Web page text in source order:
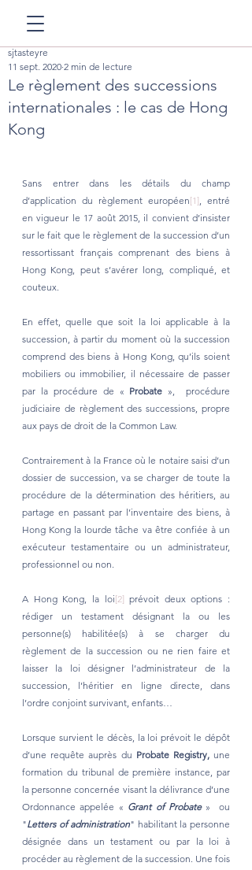
Le règlement des successions
internationales : le cas de Hong
Kong
sjtasteyre
11 sept. 2020 2 min de lecture
Sans entrer dans les détails du champ
d’application du règlement européen[1], entré
en vigueur le 17 août 2015, il convient d’insister
sur le fait que le règlement de la succession d’un
ressortissant français comprenant des biens à
Hong Kong, peut s’avérer long, compliqué, et
couteux.
En effet, quelle que soit la loi applicable à la
succession, à partir du moment où la succession
comprend des biens à Hong Kong, qu’ils soient
mobiliers ou immobilier, il nécessaire de passer
par la procédure de « Probate »,  procédure
judiciaire de règlement des successions, propre
aux pays de droit de la Common Law.
Contrairement à la France où le notaire saisi d’un
dossier de succession, va se charger de toute la
procédure de la détermination des héritiers, au
partage en passant par l’inventaire des biens, à
Hong Kong la lourde tâche va être confiée à un
exécuteur testamentaire ou un administrateur,
professionnel ou non.
A Hong Kong, la loi[2] prévoit deux options :
rédiger un testament désignant la ou les
personne(s) habilitée(s) à se charger du
règlement de la succession ou ne rien faire et
laisser la loi désigner l’administrateur de la
succession, l’héritier en ligne directe, dans
l’ordre conjoint survivant, enfants…
Lorsque survient le décès, la loi prévoit le dépôt
d’une requête auprès du Probate Registry, une
formation du tribunal de première instance, par
la personne concernée visant la délivrance d’une
Ordonnance appelée « Grant of Probate »  ou
"Letters of administration" habilitant la personne
désignée dans un testament ou par la loi à
procéder au règlement de la succession. Une fois